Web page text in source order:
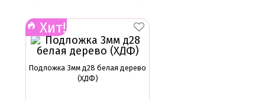
Хит!
Подложка 3мм д28 белая дерево
(ХДФ)